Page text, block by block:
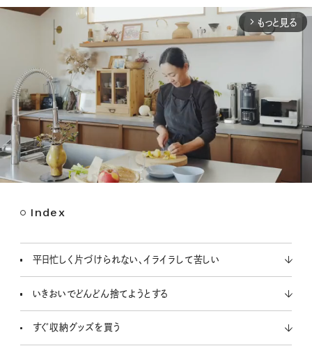
arrow_forward_ios もっと見る
Index
平日忙しく片づけられない、イライラして苦しい
いきおいでどんどん捨てようとする
すぐ収納グッズを買う